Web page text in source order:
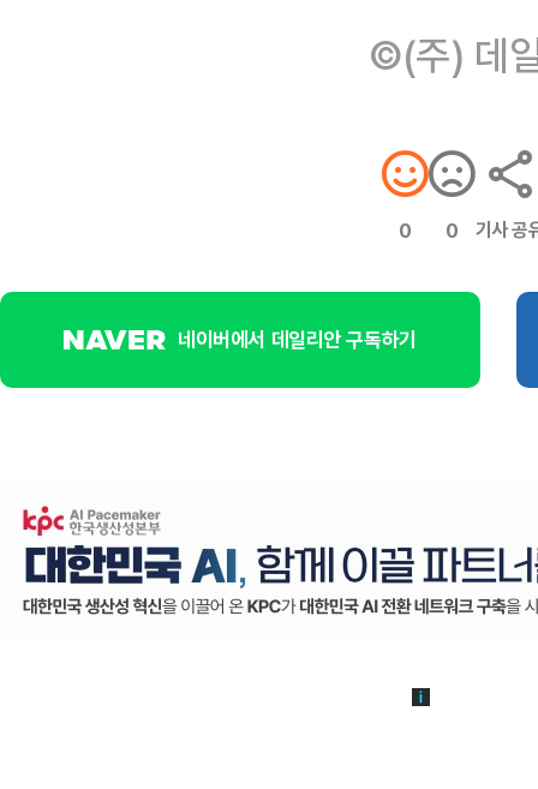
©(주) 데
0 0 기사 공
네이버에서 데일리안 구독하기